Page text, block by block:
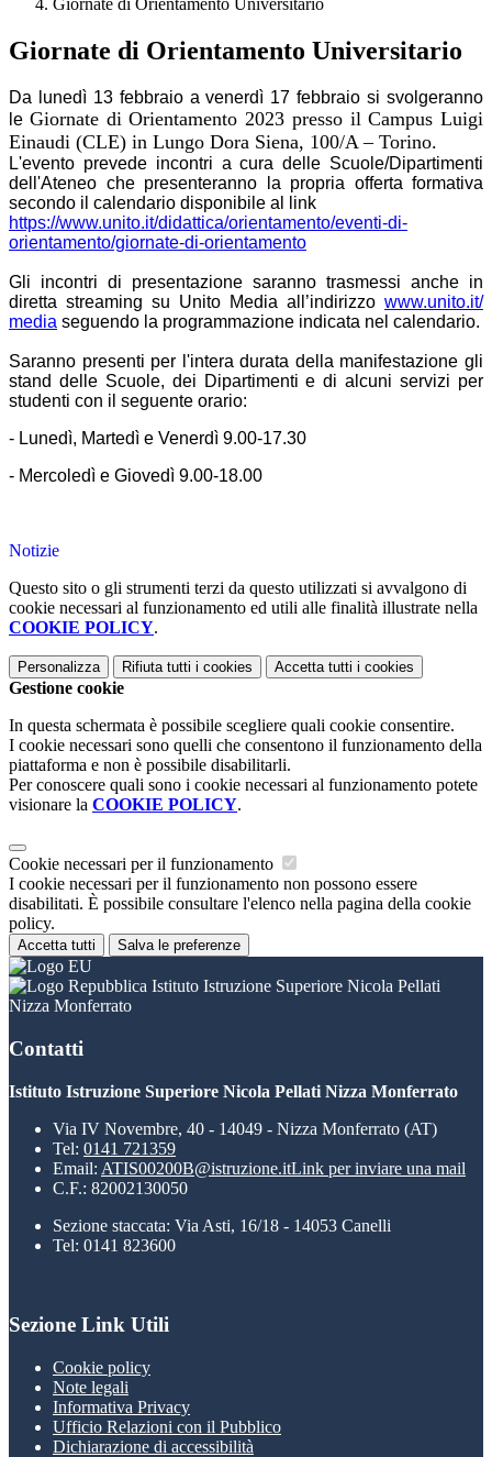
Giornate di Orientamento Universitario
Giornate di Orientamento Universitario
Da lunedì 13 febbraio a venerdì 17 febbraio si svolgeranno
le Giornate di Orientamento 2023 presso il Campus Luigi
Einaudi (CLE) in Lungo Dora Siena, 100/A – Torino.
L'evento prevede incontri a cura delle Scuole/Dipartimenti
dell'Ateneo che presenteranno la propria offerta formativa
secondo il calendario disponibile al link
https://www.unito.it/didattica/orientamento/eventi-di-
orientamento/giornate-di-orientamento
Gli incontri di presentazione saranno trasmessi anche in
diretta streaming su Unito Media all’indirizzo www.unito.it/
media seguendo la programmazione indicata nel calendario.
Saranno presenti per l'intera durata della manifestazione gli
stand delle Scuole, dei Dipartimenti e di alcuni servizi per
studenti con il seguente orario:
- Lunedì, Martedì e Venerdì 9.00-17.30
- Mercoledì e Giovedì 9.00-18.00
Notizie
Questo sito o gli strumenti terzi da questo utilizzati si avvalgono di
cookie necessari al funzionamento ed utili alle finalità illustrate nella
COOKIE POLICY.
Personalizza Rifiuta tutti i cookies Accetta tutti i cookies
Gestione cookie
In questa schermata è possibile scegliere quali cookie consentire.
I cookie necessari sono quelli che consentono il funzionamento della
piattaforma e non è possibile disabilitarli.
Per conoscere quali sono i cookie necessari al funzionamento potete
visionare la COOKIE POLICY.
Cookie necessari per il funzionamento
I cookie necessari per il funzionamento non possono essere
disabilitati. È possibile consultare l'elenco nella pagina della cookie
policy.
Accetta tutti Salva le preferenze
Istituto Istruzione Superiore Nicola Pellati
Nizza Monferrato
Contatti
Istituto Istruzione Superiore Nicola Pellati Nizza Monferrato
Via IV Novembre, 40 - 14049 - Nizza Monferrato (AT)
Tel: 0141 721359
Email: ATIS00200B@istruzione.itLink per inviare una mail
C.F.: 82002130050
Sezione staccata: Via Asti, 16/18 - 14053 Canelli
Tel: 0141 823600
Sezione Link Utili
Cookie policy
Note legali
Informativa Privacy
Ufficio Relazioni con il Pubblico
Dichiarazione di accessibilità